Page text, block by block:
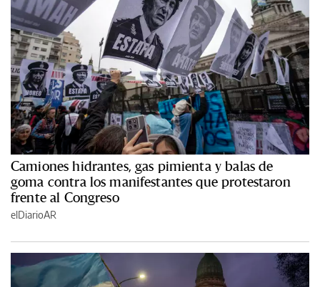
Camiones hidrantes, gas pimienta y balas de
goma contra los manifestantes que protestaron
frente al Congreso
elDiarioAR